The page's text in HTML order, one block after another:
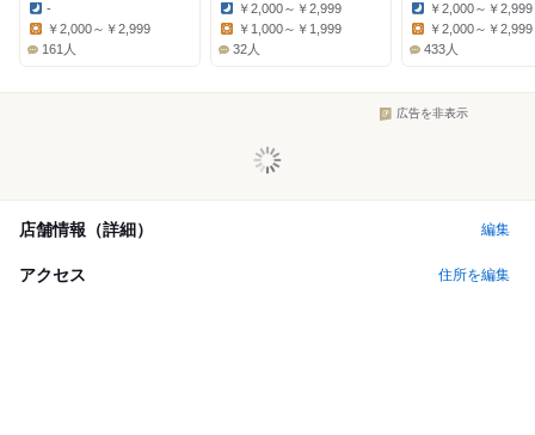
Dinner:
-
￥2,000～￥2,999
161人
Dinner:
￥2,000～￥2,999
Lunch:
￥1,000～￥1,999
32人
Dinner:
￥2,000～￥2,999
￥2,000～￥2,999
433人
広告を非表示
店舗情報（詳細） 編集
アクセス 住所を編集